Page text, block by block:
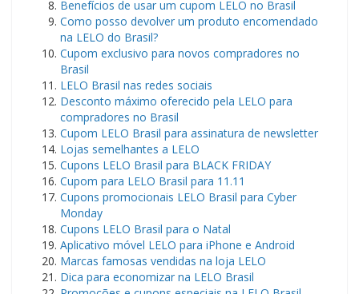
Benefícios de usar um cupom LELO no Brasil
Como posso devolver um produto encomendado
na LELO do Brasil?
Cupom exclusivo para novos compradores no
Brasil
LELO Brasil nas redes sociais
Desconto máximo oferecido pela LELO para
compradores no Brasil
Cupom LELO Brasil para assinatura de newsletter
Lojas semelhantes a LELO
Cupons LELO Brasil para BLACK FRIDAY
Cupom para LELO Brasil para 11.11
Cupons promocionais LELO Brasil para Cyber ​​
Monday
Cupons LELO Brasil para o Natal
Aplicativo móvel LELO para iPhone e Android
Marcas famosas vendidas na loja LELO
Dica para economizar na LELO Brasil